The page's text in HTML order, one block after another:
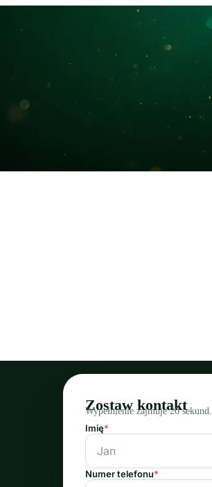
Zostaw kontakt
Wypełnienie zajmuje 20 sekund.
Imię*
Numer telefonu*